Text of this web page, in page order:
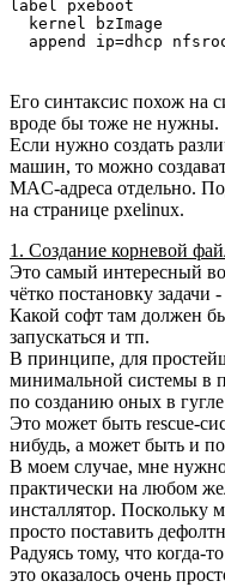
label pxeboot
  kernel bzImage
Его синтаксис похож на
вроде бы тоже не нужны.
Если нужно создать
машин, то можно
MAC-адреса отдельно.
на странице pxelinux.
1. Создание корневой
Это самый интересный
чётко постановку задачи
Какой софт там должен
запускаться и тп.
В принципе, для
минимальной системы в
по созданию оных в
Это может быть rescue-
нибудь, а может быть и
В моем случае, мне
практически на любом
инсталлятор. Поскольку
просто поставить
Радуясь тому, что когда-
это оказалось очень